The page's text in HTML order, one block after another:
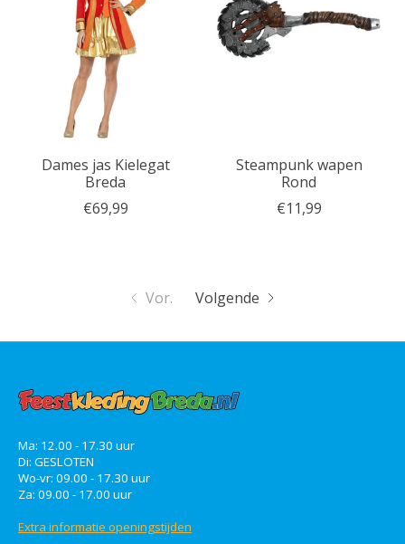
Dames jas Kielegat
Breda
€69,99
Steampunk wapen
Rond
€11,99
Vor. Volgende
Ma: 12.00 - 17.30 uur
Di: GESLOTEN
Wo-vr: 09.00 - 17.30 uur
Za: 09.00 - 17.00 uur
Extra informatie openingstijden